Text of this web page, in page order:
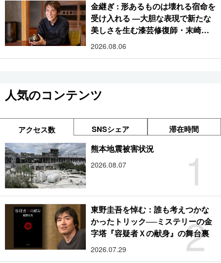
金継ぎ : 形あるものは壊れる宿命を
受け入れる ―大胆な表現で新たな
美しさを生む漆芸修復師・末崎広
樹
2026.08.06
人気のコンテンツ
アクセス数 SNSシェア 滞在時間
1
熊本地震被害状況
2026.08.07
2
東野圭吾を悼む：誰も考えつかな
かったトリック──ミステリーの金
字塔『容疑者Ｘの献身』の舞台裏
2026.07.29